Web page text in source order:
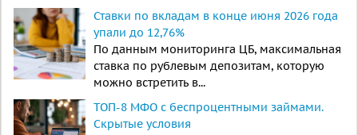
Ставки по вкладам в конце июня 2026 года
упали до 12,76%
По данным мониторинга ЦБ, максимальная
ставка по рублевым депозитам, которую
можно встретить в...
ТОП-8 МФО с беспроцентными займами.
Скрытые условия